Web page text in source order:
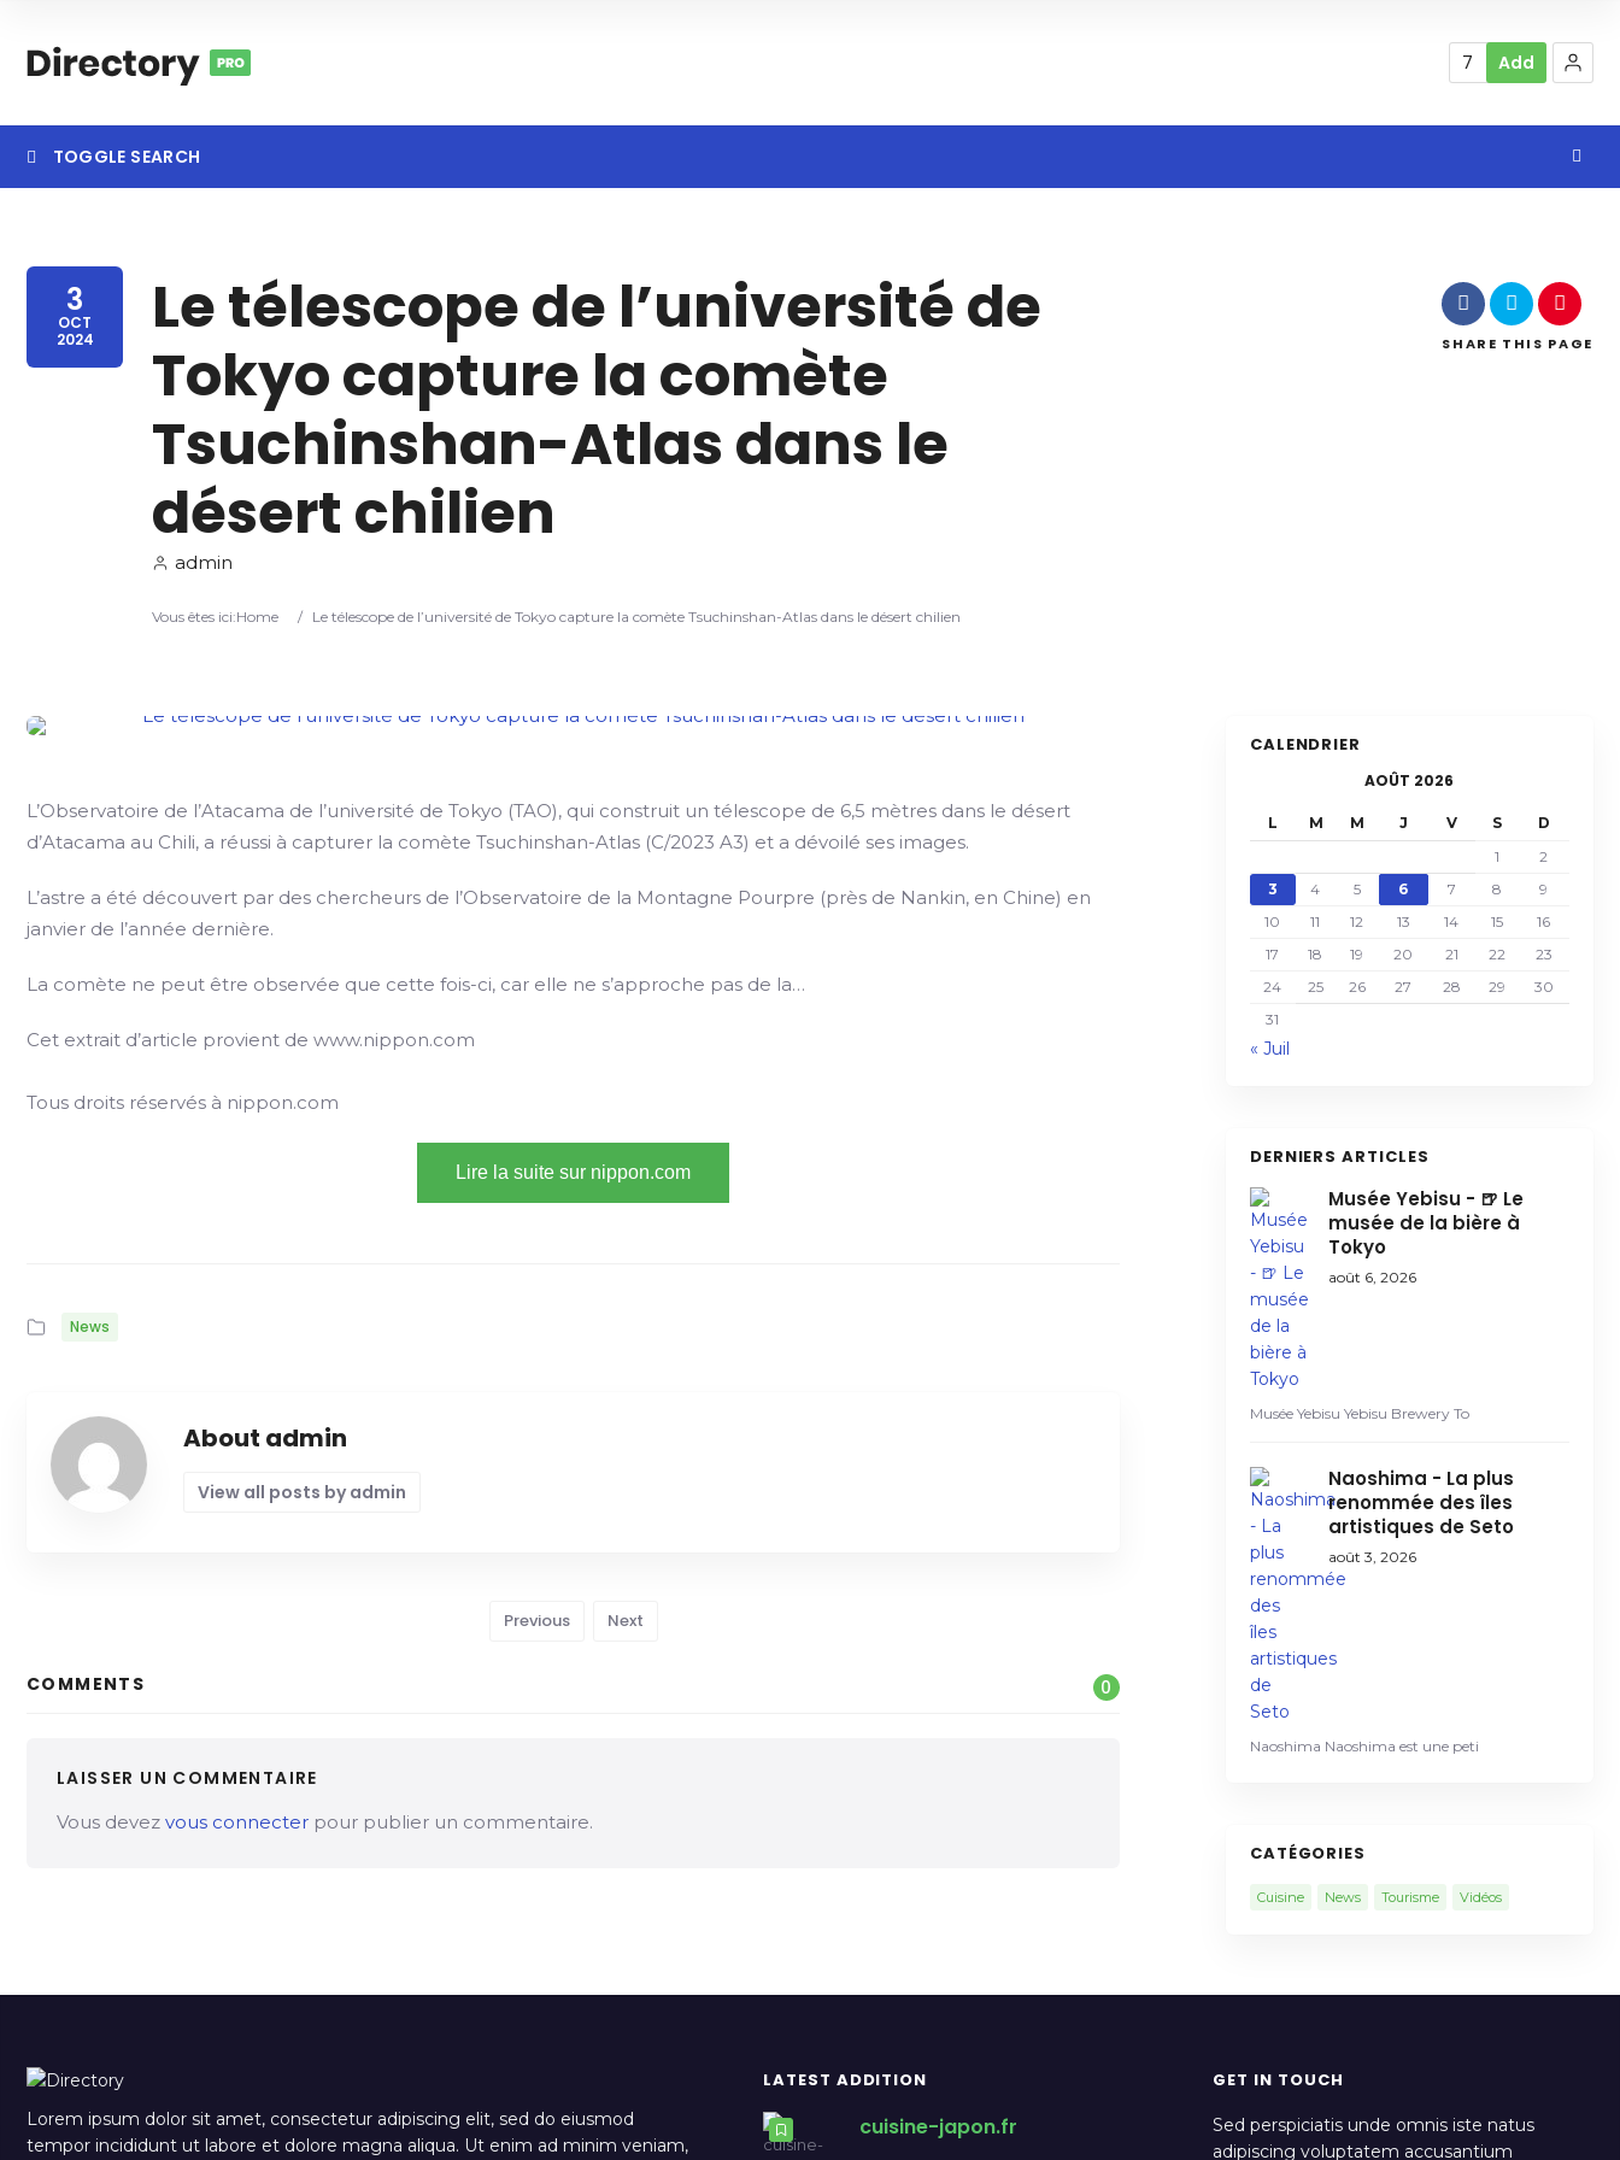
7 Add
TOGGLE SEARCH
Category Search
3
OCT
2024
Le télescope de l’université de
Tokyo capture la comète
Tsuchinshan-Atlas dans le
désert chilien
admin
Vous êtes ici:Home / Le télescope de l’université de Tokyo capture la comète Tsuchinshan-Atlas dans le désert chilien
SHARE THIS PAGE
L’Observatoire de l’Atacama de l’université de Tokyo (TAO), qui construit un télescope de 6,5 mètres dans le désert
d’Atacama au Chili, a réussi à capturer la comète Tsuchinshan-Atlas (C/2023 A3) et a dévoilé ses images.
L’astre a été découvert par des chercheurs de l’Observatoire de la Montagne Pourpre (près de Nankin, en Chine) en
janvier de l’année dernière.
La comète ne peut être observée que cette fois-ci, car elle ne s’approche pas de la…
Cet extrait d’article provient de www.nippon.com
Tous droits réservés à nippon.com
Lire la suite sur nippon.com
News
About admin
View all posts by admin
Previous Next
COMMENTS 0
LAISSER UN COMMENTAIRE
Vous devez vous connecter pour publier un commentaire.
CALENDRIER
AOÛT 2026
L M M J V S
D
1
2
3
4 5 6 7 8
9
10
11 12 13 14 15
16
17
18 19 20 21 22
23
24
25 26 27 28 29
30
31
« Juil
DERNIERS ARTICLES
Musée Yebisu - 🍺 Le
musée de la bière à
Tokyo
août 6, 2026
Musée Yebisu Yebisu Brewery To
Naoshima - La plus
renommée des îles
artistiques de Seto
août 3, 2026
Naoshima Naoshima est une peti
CATÉGORIES
Cuisine News Tourisme Vidéos
Lorem ipsum dolor sit amet, consectetur adipiscing elit, sed do eiusmod
tempor incididunt ut labore et dolore magna aliqua. Ut enim ad minim veniam,
LATEST ADDITION
cuisine-japon.fr
GET IN TOUCH
Sed perspiciatis unde omnis iste natus
adipiscing voluptatem accusantium